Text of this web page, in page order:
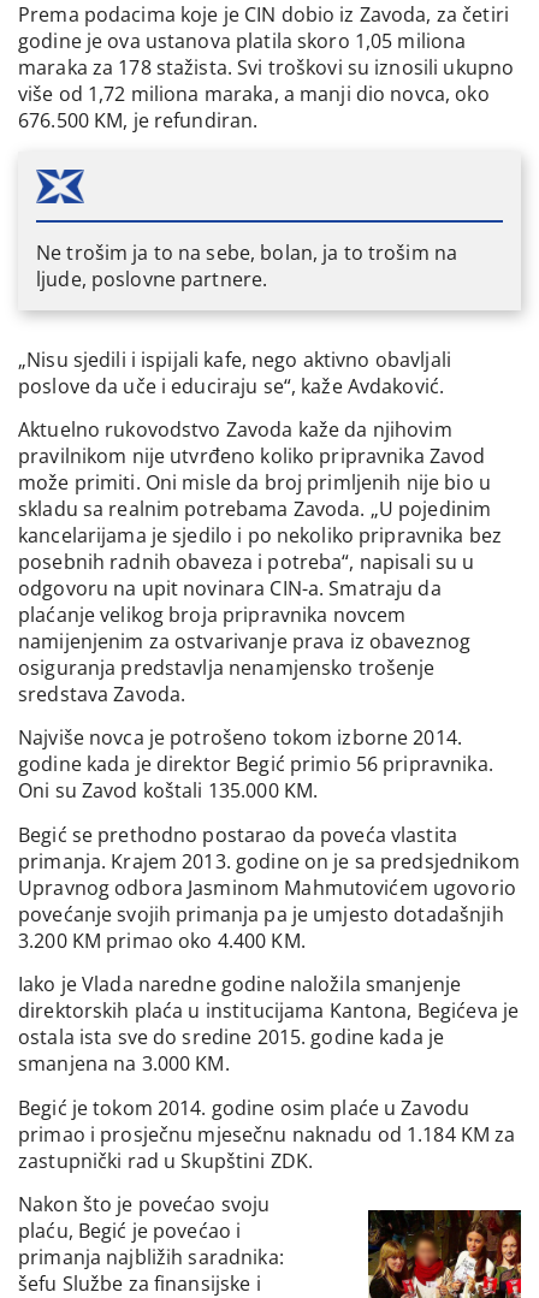
Prema podacima koje je CIN dobio iz Zavoda, za četiri
godine je ova ustanova platila skoro 1,05 miliona
maraka za 178 stažista. Svi troškovi su iznosili ukupno
više od 1,72 miliona maraka, a manji dio novca, oko
676.500 KM, je refundiran.
Ne trošim ja to na sebe, bolan, ja to trošim na
ljude, poslovne partnere.
„Nisu sjedili i ispijali kafe, nego aktivno obavljali
poslove da uče i educiraju se“, kaže Avdaković.
Aktuelno rukovodstvo Zavoda kaže da njihovim
pravilnikom nije utvrđeno koliko pripravnika Zavod
može primiti. Oni misle da broj primljenih nije bio u
skladu sa realnim potrebama Zavoda. „U pojedinim
kancelarijama je sjedilo i po nekoliko pripravnika bez
posebnih radnih obaveza i potreba“, napisali su u
odgovoru na upit novinara CIN-a. Smatraju da
plaćanje velikog broja pripravnika novcem
namijenjenim za ostvarivanje prava iz obaveznog
osiguranja predstavlja nenamjensko trošenje
sredstava Zavoda.
Najviše novca je potrošeno tokom izborne 2014.
godine kada je direktor Begić primio 56 pripravnika.
Oni su Zavod koštali 135.000 KM.
Begić se prethodno postarao da poveća vlastita
primanja. Krajem 2013. godine on je sa predsjednikom
Upravnog odbora Jasminom Mahmutovićem ugovorio
povećanje svojih primanja pa je umjesto dotadašnjih
3.200 KM primao oko 4.400 KM.
Iako je Vlada naredne godine naložila smanjenje
direktorskih plaća u institucijama Kantona, Begićeva je
ostala ista sve do sredine 2015. godine kada je
smanjena na 3.000 KM.
Begić je tokom 2014. godine osim plaće u Zavodu
primao i prosječnu mjesečnu naknadu od 1.184 KM za
zastupnički rad u Skupštini ZDK.
Nakon što je povećao svoju
plaću, Begić je povećao i
primanja najbližih saradnika:
šefu Službe za finansijske i